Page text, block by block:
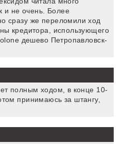
и не очень. Более
сразу же переломили ход
кредитора, использующего
дешево Петропавловск-
полным ходом, в конце 10-
принимаюсь за штангу,